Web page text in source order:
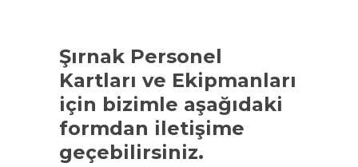
Şırnak Personel
Kartları ve Ekipmanları
için bizimle aşağıdaki
formdan iletişime
geçebilirsiniz.